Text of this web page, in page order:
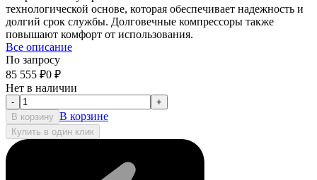
технологической основе, которая обеспечивает надежность и
долгий срок службы. Долговечные компрессоры также
повышают комфорт от использования.
Все описание
По запросу
85 555 ₽0 ₽
Нет в наличии
-
+
В корзину В корзине
Купить в один клик